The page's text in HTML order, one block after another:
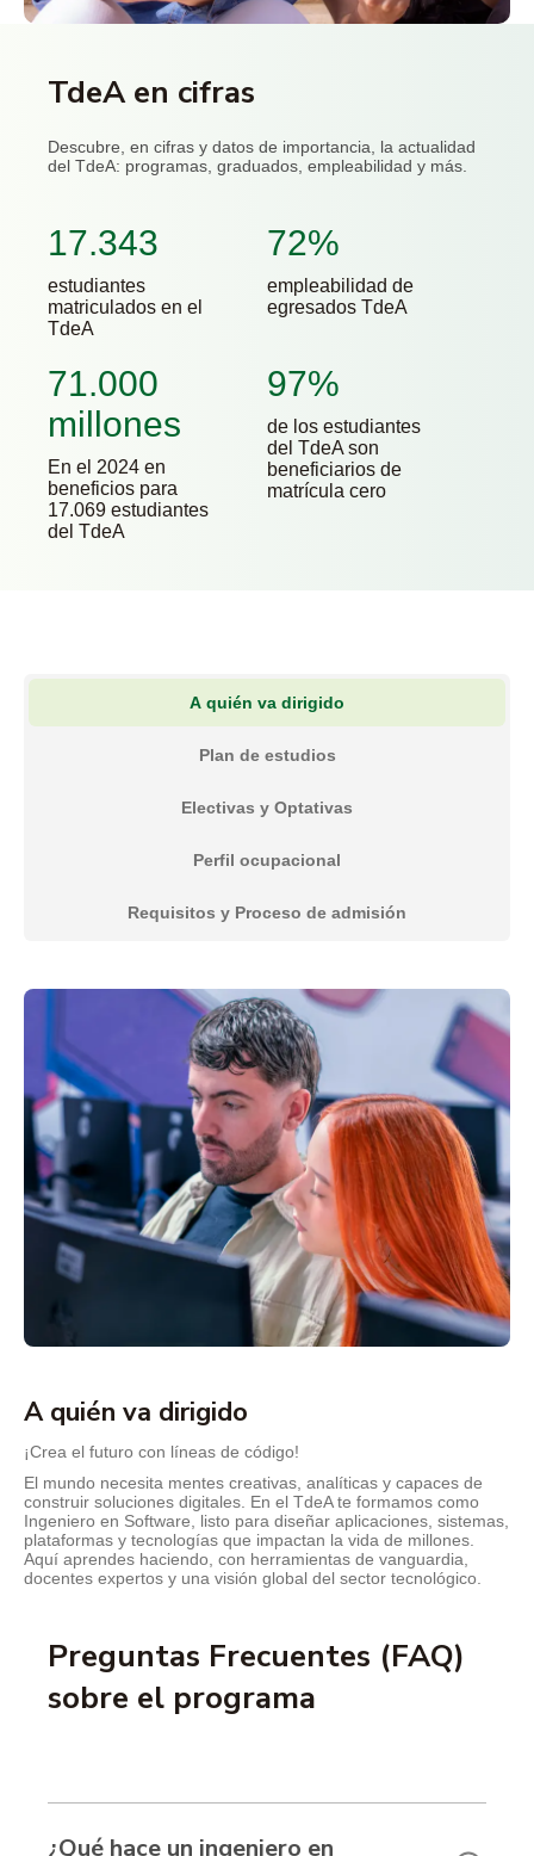
TdeA en cifras
Descubre, en cifras y datos de importancia, la actualidad
del TdeA: programas, graduados, empleabilidad y más.
17.343
estudiantes
matriculados en el
TdeA
72%
empleabilidad de
egresados TdeA
71.000
millones
En el 2024 en
beneficios para
17.069 estudiantes
del TdeA
97%
de los estudiantes
del TdeA son
beneficiarios de
matrícula cero
A quién va dirigido
Plan de estudios
Electivas y Optativas
Perfil ocupacional
Requisitos y Proceso de admisión
A quién va dirigido
¡Crea el futuro con líneas de código!
El mundo necesita mentes creativas, analíticas y capaces de
construir soluciones digitales. En el TdeA te formamos como
Ingeniero en Software, listo para diseñar aplicaciones, sistemas,
plataformas y tecnologías que impactan la vida de millones.
Aquí aprendes haciendo, con herramientas de vanguardia,
docentes expertos y una visión global del sector tecnológico.
Preguntas Frecuentes (FAQ)
sobre el programa
¿Qué hace un ingeniero en